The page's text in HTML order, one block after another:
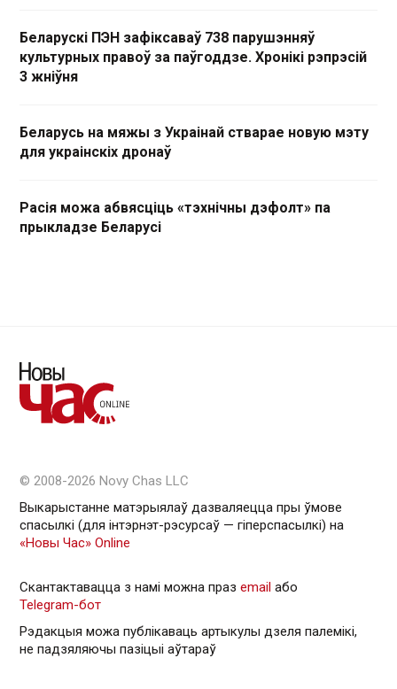
Беларускі ПЭН зафіксаваў 738 парушэнняў
культурных правоў за паўгоддзе. Хронікі рэпрэсій
3 жніўня
Беларусь на мяжы з Украінай стварае новую мэту
для украінскіх дронаў
Расія можа абвясціць «тэхнічны дэфолт» па
прыкладзе Беларусі
© 2008-2026 Novy Chas LLC
Выкарыстанне матэрыялаў дазваляецца пры ўмове
спасылкі (для інтэрнэт-рэсурсаў — гiперспасылкi) на
«Новы Час» Online
Скантактавацца з намі можна праз email або
Telegram-бот
Рэдакцыя можа публікаваць артыкулы дзеля палемікі,
не падзяляючы пазіцыі аўтараў